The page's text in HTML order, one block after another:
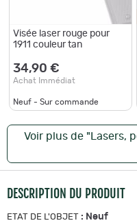
Visée laser rouge pour
1911 couleur tan
34,90 €
Achat Immédiat
Neuf - Sur commande
Voir plus de "Lasers,
DESCRIPTION DU PRODUIT
ETAT DE L'OBJET : Neuf